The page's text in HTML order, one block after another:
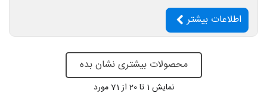
اطلاعات بیشتر
محصولات بیشتری نشان بده
نمایش 1 تا 20 از 71 مورد